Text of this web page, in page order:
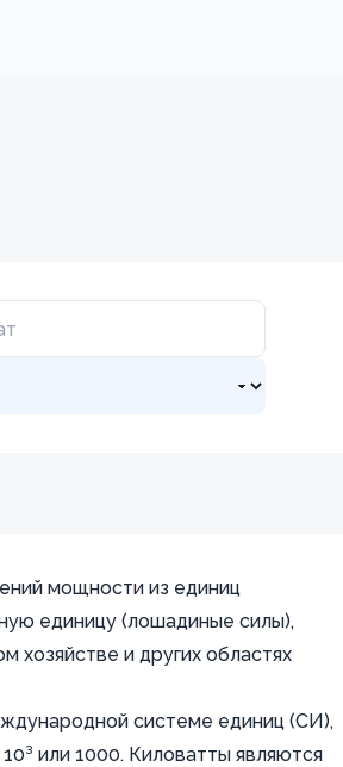
мощности из единиц
единицу (лошадиные силы),
хозяйстве и других областях
системе единиц (СИ),
или 1000. Киловатты являются